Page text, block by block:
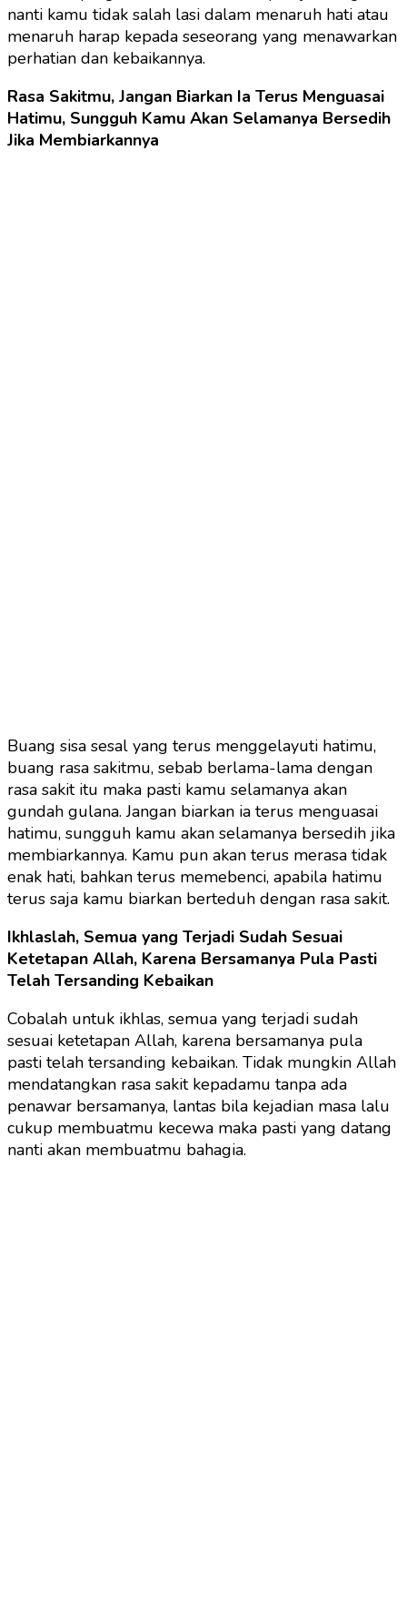
nanti kamu tidak salah lasi dalam menaruh hati atau
menaruh harap kepada seseorang yang menawarkan
perhatian dan kebaikannya.
Rasa Sakitmu, Jangan Biarkan Ia Terus Menguasai
Hatimu, Sungguh Kamu Akan Selamanya Bersedih
Jika Membiarkannya
Buang sisa sesal yang terus menggelayuti hatimu,
buang rasa sakitmu, sebab berlama-lama dengan
rasa sakit itu maka pasti kamu selamanya akan
gundah gulana. Jangan biarkan ia terus menguasai
hatimu, sungguh kamu akan selamanya bersedih jika
membiarkannya. Kamu pun akan terus merasa tidak
enak hati, bahkan terus memebenci, apabila hatimu
terus saja kamu biarkan berteduh dengan rasa sakit.
Ikhlaslah, Semua yang Terjadi Sudah Sesuai
Ketetapan Allah, Karena Bersamanya Pula Pasti
Telah Tersanding Kebaikan
Cobalah untuk ikhlas, semua yang terjadi sudah
sesuai ketetapan Allah, karena bersamanya pula
pasti telah tersanding kebaikan. Tidak mungkin Allah
mendatangkan rasa sakit kepadamu tanpa ada
penawar bersamanya, lantas bila kejadian masa lalu
cukup membuatmu kecewa maka pasti yang datang
nanti akan membuatmu bahagia.